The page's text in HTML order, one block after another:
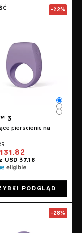
Go to the
-22%
3
pierścienie na
Color
Color
Color
PODGLĄD
Go to the
-28%